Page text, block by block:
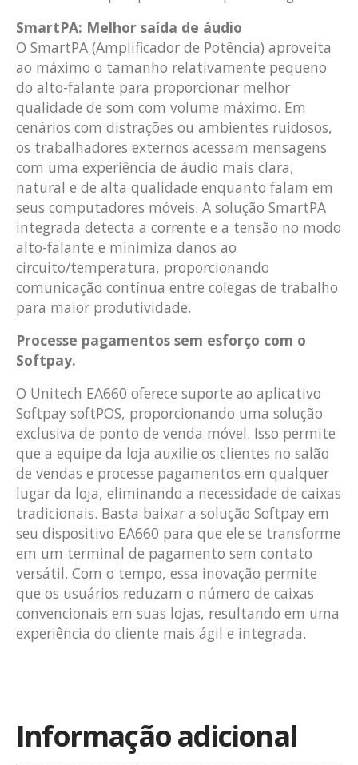
SmartPA: Melhor saída de áudio
O SmartPA (Amplificador de Potência) aproveita
ao máximo o tamanho relativamente pequeno
do alto-falante para proporcionar melhor
qualidade de som com volume máximo. Em
cenários com distrações ou ambientes ruidosos,
os trabalhadores externos acessam mensagens
com uma experiência de áudio mais clara,
natural e de alta qualidade enquanto falam em
seus computadores móveis. A solução SmartPA
integrada detecta a corrente e a tensão no modo
alto-falante e minimiza danos ao
circuito/temperatura, proporcionando
comunicação contínua entre colegas de trabalho
para maior produtividade.
Processe pagamentos sem esforço com o
Softpay.
O Unitech EA660 oferece suporte ao aplicativo
Softpay softPOS, proporcionando uma solução
exclusiva de ponto de venda móvel. Isso permite
que a equipe da loja auxilie os clientes no salão
de vendas e processe pagamentos em qualquer
lugar da loja, eliminando a necessidade de caixas
tradicionais. Basta baixar a solução Softpay em
seu dispositivo EA660 para que ele se transforme
em um terminal de pagamento sem contato
versátil. Com o tempo, essa inovação permite
que os usuários reduzam o número de caixas
convencionais em suas lojas, resultando em uma
experiência do cliente mais ágil e integrada.
Informação adicional